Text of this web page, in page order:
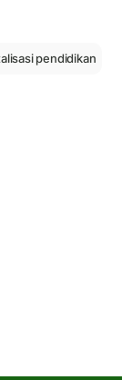
pendidikan